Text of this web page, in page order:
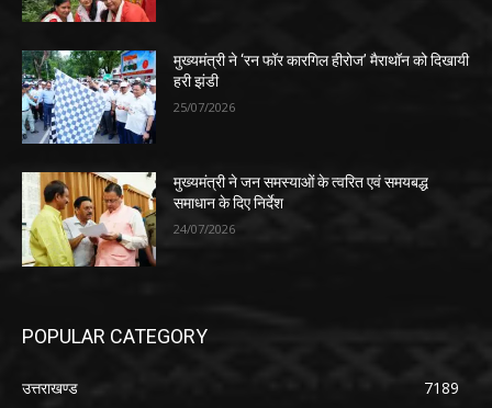
मुख्यमंत्री ने ‘रन फॉर कारगिल हीरोज’ मैराथॉन को दिखायी
हरी झंडी
25/07/2026
मुख्यमंत्री ने जन समस्याओं के त्वरित एवं समयबद्ध
समाधान के दिए निर्देश
24/07/2026
POPULAR CATEGORY
उत्तराखण्ड
7189